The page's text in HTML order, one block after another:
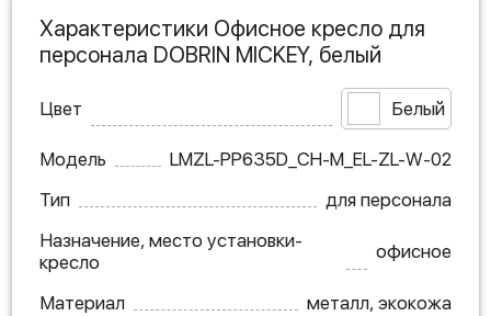
Характеристики Офисное кресло для
персонала DOBRIN MICKEY, белый
Цвет Белый
Модель
LMZL-PP635D_CH-M_EL-ZL-W-02
Тип
для персонала
Назначение, место установки-
кресло
офисное
Материал
металл, экокожа